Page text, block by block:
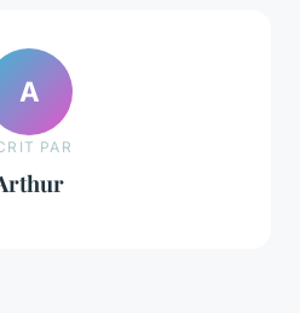
A
PAR